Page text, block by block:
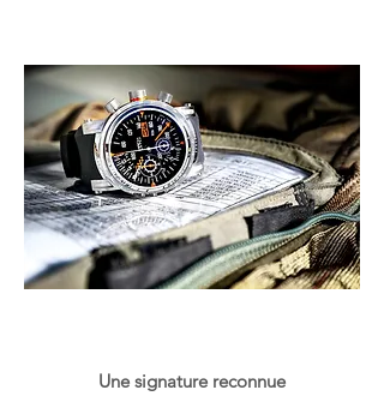
Une signature reconnue